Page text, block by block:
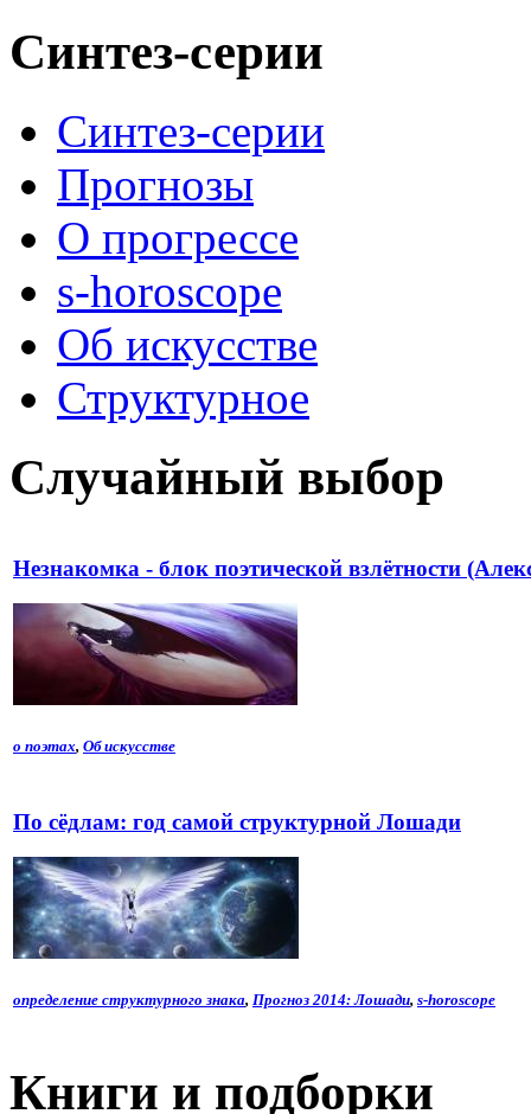
Синтез-серии
Синтез-серии
Прогнозы
О прогрессе
s-horoscope
Об искусстве
Структурное
Случайный выбор
Незнакомка - блок поэтической взлётности
о поэтах, Об искусстве
По сёдлам: год самой структурной Лошади
определение структурного знака, Прогноз 2014: Лошади, s-horoscope
Книги и подборки